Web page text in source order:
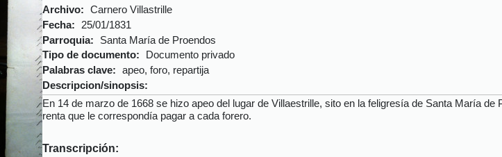
Archivo: Carnero Villastrille
Fecha:
25/01/1831
Parroquia:
Santa María de Proendos
Tipo de documento:
Documento privado
Palabras clave: apeo, foro, repartija
Descripcion/sinopsis:
En 14 de marzo de 1668 se hizo apeo del lugar de Villaestrille, sito en la feligresía de Santa María
renta que le correspondía pagar a cada forero.
Transcripción: